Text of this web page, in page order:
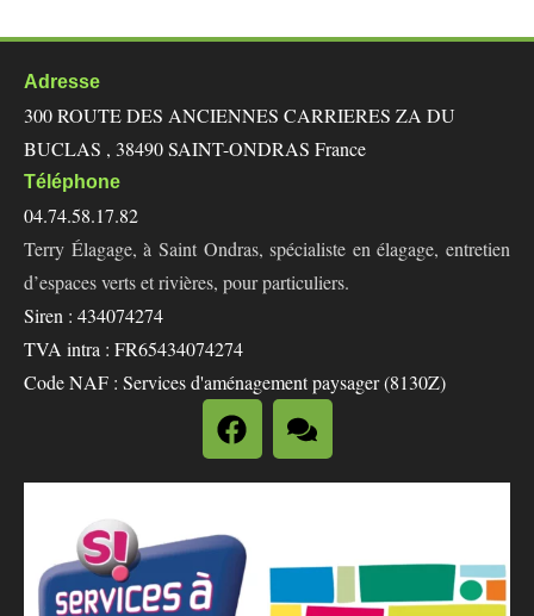
Adresse
300 ROUTE DES ANCIENNES CARRIERES ZA DU
BUCLAS , 38490 SAINT-ONDRAS France
Téléphone
04.74.58.17.82
Terry Élagage, à Saint Ondras, spécialiste en élagage, entretien
d’espaces verts et rivières, pour particuliers.
Siren : 434074274
TVA intra : FR65434074274
Code NAF : Services d'aménagement paysager (8130Z)